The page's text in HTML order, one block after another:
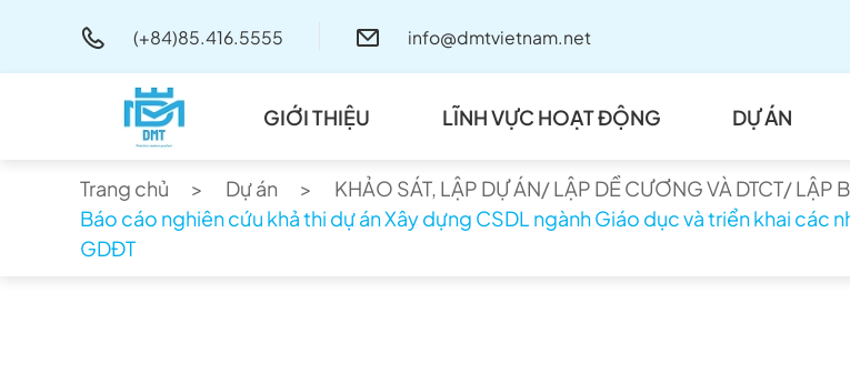
(+84)85.416.5555 info@dmtvietnam.net
GIỚI THIỆU LĨNH VỰC HOẠT ĐỘNG DỰ ÁN
Trang chủ Dự án KHẢO SÁT, LẬP DỰ ÁN/ LẬP DỀ CƯƠNG VÀ DTCT/ LẬP
Báo cáo nghiên cứu khả thi dự án Xây dựng CSDL ngành Giáo dục và triển khai các
GDĐT